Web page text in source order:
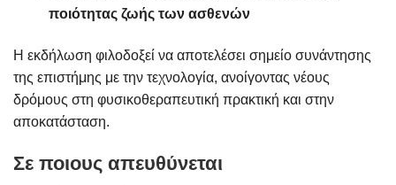
ποιότητας ζωής των ασθενών
Η εκδήλωση φιλοδοξεί να αποτελέσει σημείο συνάντησης
της επιστήμης με την τεχνολογία, ανοίγοντας νέους
δρόμους στη φυσικοθεραπευτική πρακτική και στην
αποκατάσταση.
Σε ποιους απευθύνεται